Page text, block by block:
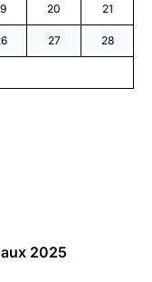
20 21
27 28
2025